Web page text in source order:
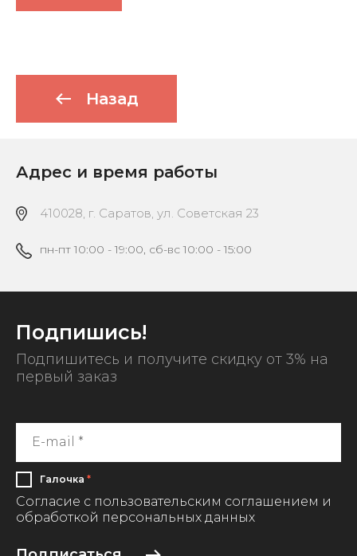
Назад
Адрес и время работы
410028, г. Саратов, ул. Советская 23
пн-пт 10:00 - 19:00, сб-вс 10:00 - 15:00
Подпишись!
Подпишитесь и получите скидку от 3% на
первый заказ
Галочка *
Согласие с пользовательским соглашением и
обработкой персональных данных